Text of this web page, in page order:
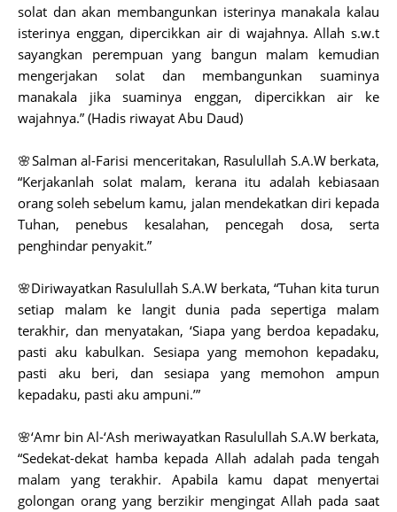
solat dan akan membangunkan isterinya manakala kalau
isterinya enggan, dipercikkan air di wajahnya. Allah s.w.t
sayangkan perempuan yang bangun malam kemudian
mengerjakan solat dan membangunkan suaminya
manakala jika suaminya enggan, dipercikkan air ke
wajahnya.” (Hadis riwayat Abu Daud)
🌸Salman al-Farisi menceritakan, Rasulullah S.A.W berkata,
“Kerjakanlah solat malam, kerana itu adalah kebiasaan
orang soleh sebelum kamu, jalan mendekatkan diri kepada
Tuhan, penebus kesalahan, pencegah dosa, serta
penghindar penyakit.”
🌸Diriwayatkan Rasulullah S.A.W berkata, “Tuhan kita turun
setiap malam ke langit dunia pada sepertiga malam
terakhir, dan menyatakan, ‘Siapa yang berdoa kepadaku,
pasti aku kabulkan. Sesiapa yang memohon kepadaku,
pasti aku beri, dan sesiapa yang memohon ampun
kepadaku, pasti aku ampuni.’”
🌸‘Amr bin Al-‘Ash meriwayatkan Rasulullah S.A.W berkata,
“Sedekat-dekat hamba kepada Allah adalah pada tengah
malam yang terakhir. Apabila kamu dapat menyertai
golongan orang yang berzikir mengingat Allah pada saat